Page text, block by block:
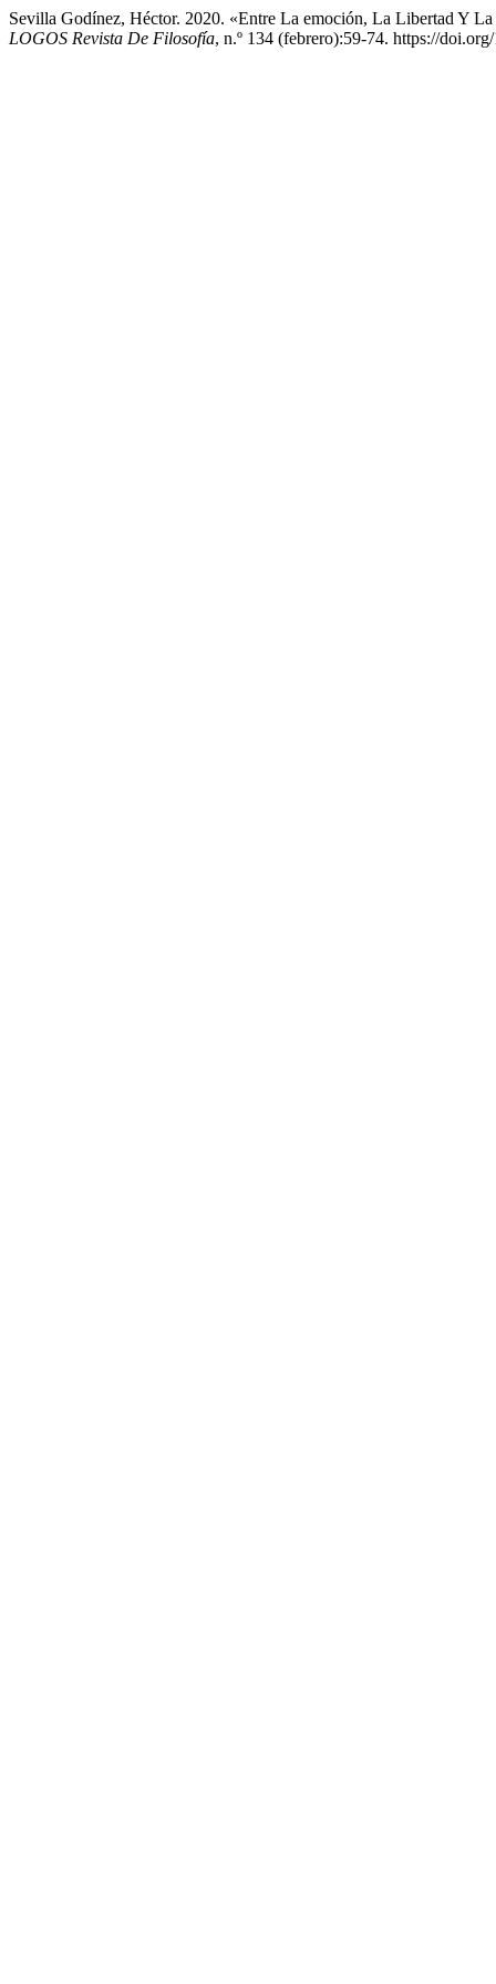
Sevilla Godínez, Héctor. 2020. «Entre La emoción, La Libertad Y
LOGOS Revista De Filosofía, n.º 134 (febrero):59-74. https://